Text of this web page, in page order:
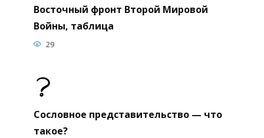
Восточный фронт Второй Мировой
Войны, таблица
29
Сословное представительство — что
такое?